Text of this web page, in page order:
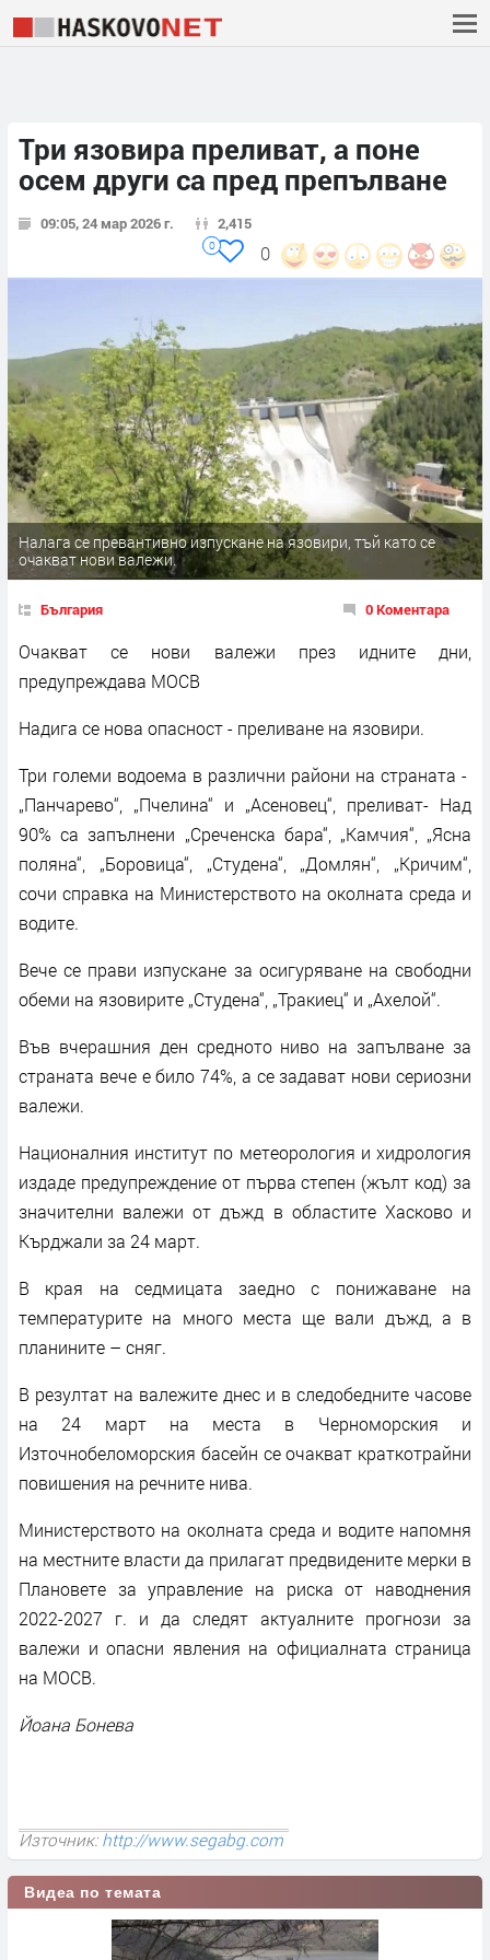
Три язовира преливат, а поне
осем други са пред препълване
09:05, 24 мар 2026 г. 2,415
0
0
Налага се превантивно изпускане на язовири, тъй като се
очакват нови валежи.
България 0 Коментара
Очакват се нови валежи през идните дни,
предупреждава МОСВ
Надига се нова опасност - преливане на язовири.
Три големи водоема в различни райони на страната -
„Панчарево“, „Пчелина“ и „Асеновец“, преливат- Над
90% са запълнени „Среченска бара“, „Камчия“, „Ясна
поляна“, „Боровица“, „Студена“, „Домлян“, „Кричим“,
сочи справка на Министерството на околната среда и
водите.
Вече се прави изпускане за осигуряване на свободни
обеми на язовирите „Студена“, „Тракиец“ и „Ахелой“.
Във вчерашния ден средното ниво на запълване за
страната вече е било 74%, а се задават нови сериозни
валежи.
Националния институт по метеорология и хидрология
издаде предупреждение от първа степен (жълт код) за
значителни валежи от дъжд в областите Хасково и
Кърджали за 24 март.
В края на седмицата заедно с понижаване на
температурите на много места ще вали дъжд, а в
планините – сняг.
В резултат на валежите днес и в следобедните часове
на 24 март на места в Черноморския и
Източнобеломорския басейн се очакват краткотрайни
повишения на речните нива.
Министерството на околната среда и водите напомня
на местните власти да прилагат предвидените мерки в
Плановете за управление на риска от наводнения
2022-2027 г. и да следят актуалните прогнози за
валежи и опасни явления на официалната страница
на МОСВ.
Йоана Бонева
Източник:http://www.segabg.com
Видеа по темата